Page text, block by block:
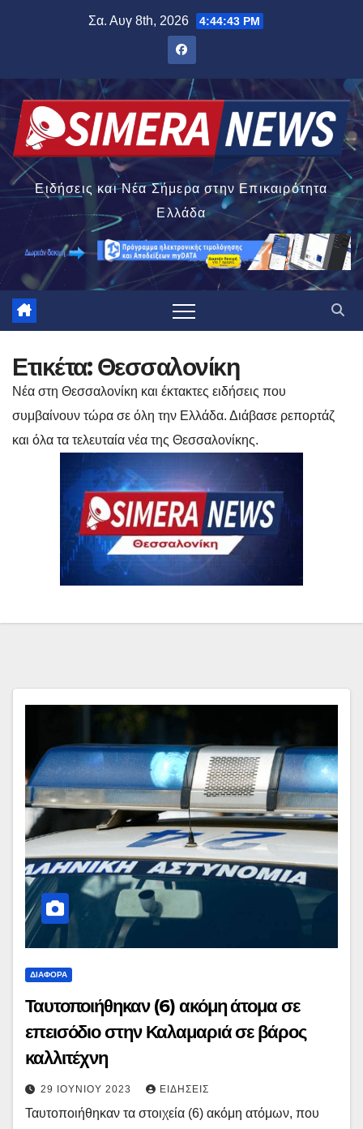
Σα. Αυγ 8th, 2026 4:44:45 PM
Ειδήσεις και Νέα Σήμερα στην Επικαιρότητα
Ελλάδα
Ετικέτα:Θεσσαλονίκη
Νέα στη Θεσσαλονίκη και έκτακτες ειδήσεις που
συμβαίνουν τώρα σε όλη την Ελλάδα. Διάβασε ρεπορτάζ
και όλα τα τελευταία νέα της Θεσσαλονίκης.
ΔΙΆΦΟΡΑ
Ταυτοποιήθηκαν (6) ακόμη άτομα σε
επεισόδιο στην Καλαμαριά σε βάρος
καλλιτέχνη
29 ΙΟΥΝΊΟΥ 2023 ΕΙΔΉΣΕΙΣ
Ταυτοποιήθηκαν τα στοιχεία (6) ακόμη ατόμων, που